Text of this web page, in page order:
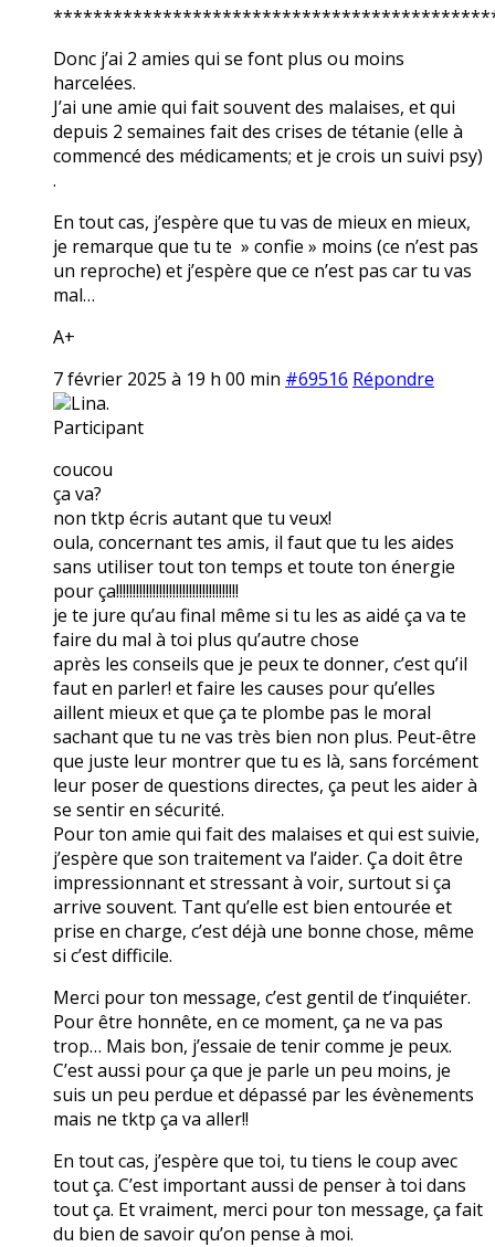
Donc j’ai 2 amies qui se font plus ou moins
harcelées.
J’ai une amie qui fait souvent des malaises, et qui
depuis 2 semaines fait des crises de tétanie (elle à
commencé des médicaments; et je crois un suivi psy)
.
En tout cas, j’espère que tu vas de mieux en mieux,
je remarque que tu te » confie » moins (ce n’est pas
un reproche) et j’espère que ce n’est pas car tu vas
mal…
A+
7 février 2025 à 19 h 00 min #69516 Répondre
Lina.
Participant
coucou
ça va?
non tktp écris autant que tu veux!
oula, concernant tes amis, il faut que tu les aides
sans utiliser tout ton temps et toute ton énergie
pour ça!!!!!!!!!!!!!!!!!!!!!!!!!!!!!!!!!!!!!
je te jure qu’au final même si tu les as aidé ça va te
faire du mal à toi plus qu’autre chose
après les conseils que je peux te donner, c’est qu’il
faut en parler! et faire les causes pour qu’elles
aillent mieux et que ça te plombe pas le moral
sachant que tu ne vas très bien non plus. Peut-être
que juste leur montrer que tu es là, sans forcément
leur poser de questions directes, ça peut les aider à
se sentir en sécurité.
Pour ton amie qui fait des malaises et qui est suivie,
j’espère que son traitement va l’aider. Ça doit être
impressionnant et stressant à voir, surtout si ça
arrive souvent. Tant qu’elle est bien entourée et
prise en charge, c’est déjà une bonne chose, même
si c’est difficile.
Merci pour ton message, c’est gentil de t’inquiéter.
Pour être honnête, en ce moment, ça ne va pas
trop… Mais bon, j’essaie de tenir comme je peux.
C’est aussi pour ça que je parle un peu moins, je
suis un peu perdue et dépassé par les évènements
mais ne tktp ça va aller!!
En tout cas, j’espère que toi, tu tiens le coup avec
tout ça. C’est important aussi de penser à toi dans
tout ça. Et vraiment, merci pour ton message, ça fait
du bien de savoir qu’on pense à moi.